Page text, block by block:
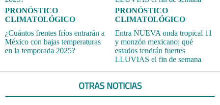
PRONÓSTICO
CLIMATOLÓGICO
¿Cuántos frentes fríos entrarán a
México con bajas temperaturas
en la temporada 2025?
PRONÓSTICO
CLIMATOLÓGICO
Entra NUEVA onda tropical 11
y monzón mexicano; qué
estados tendrán fuertes
LLUVIAS el fin de semana
OTRAS NOTICIAS